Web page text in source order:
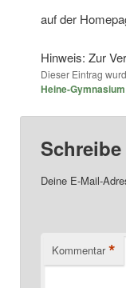
auf der
Hinweis: Zur
Dieser Eintrag
Heine-Gymnasium
Deine E-Mail-
Kommentar *